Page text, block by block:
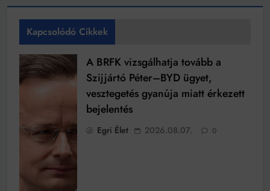
Kapcsolódó Cikkek
A BRFK vizsgálhatja tovább a
Szijjártó Péter–BYD ügyet,
vesztegetés gyanúja miatt érkezett
bejelentés
Egri Élet 2026.08.07. 0